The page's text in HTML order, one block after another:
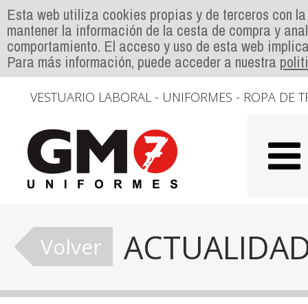
Esta web utiliza cookies propias y de terceros con
mantener la información de la cesta de compra y
comportamiento. El acceso y uso de esta web
Para más información, puede acceder a nuestra
VESTUARIO LABORAL - UNIFORMES - ROPA DE
Volver